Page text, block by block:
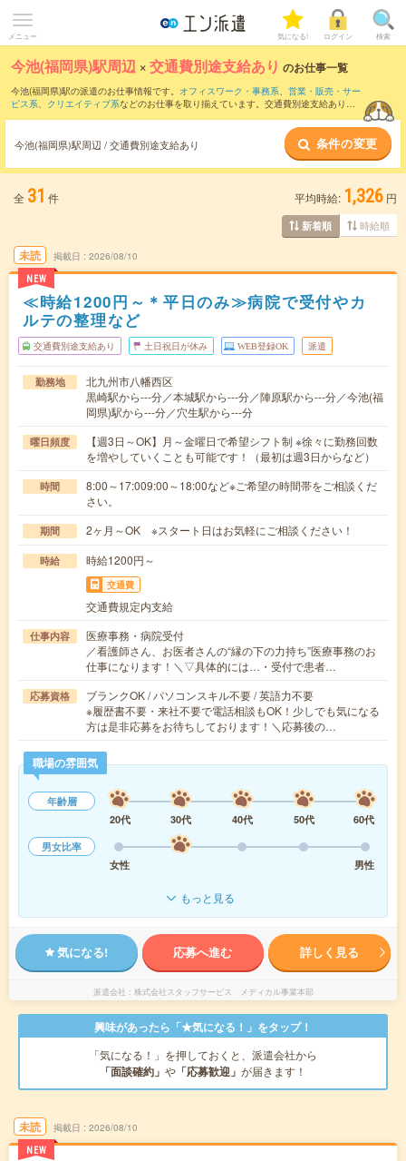
メニュー 気になる! ログイン 検索
今池(福岡県)駅周辺 ×交通費別途支給あり のお仕事一覧
今池(福岡県)駅の派遣のお仕事情報です。 オフィスワーク・事務系、 営業・販売・サー
ビス系、 クリエイティブ系などのお仕事を取り揃えています。交通費別途支給ありの
今池(福岡県)駅周辺 / 交通費別途支給あり 条件の変更
全 31 件 平均時給: 1,326 円
新着順 時給順
未読
NEW
掲載日 2026/08/10
≪時給1200円～＊平日のみ≫病院で受付やカ
ルテの整理など
交通費別途支給あり 土日祝日が休み WEB登録OK 派遣
勤務地
北九州市八幡西区
黒崎駅から---分／本城駅から---分／陣原駅から---分／今池(福
岡県)駅から---分／穴生駅から---分
曜日頻度
【週3日～OK】月～金曜日で希望シフト制 ※徐々に勤務回数
を増やしていくことも可能です！（最初は週3日からなど）
時間
8:00～17:009:00～18:00など※ご希望の時間帯をご相談くだ
さい。
期間 2ヶ月～OK ※スタート日はお気軽にご相談ください！
時給 時給1200円～
交通費
交通費規定内支給
仕事内容
医療事務・病院受付
／看護師さん、お医者さんの“縁の下の力持ち”医療事務のお
仕事になります！＼▽具体的には…・受付で患者…
応募資格
ブランクOK / パソコンスキル不要 / 英語力不要
※履歴書不要・来社不要で電話相談もOK！少しでも気になる
方は是非応募をお待ちしております！＼応募後の…
職場の雰囲気
年齢層
20代
30代 40代 50代
60代
男女比率
女性
男性
もっと見る
気になる! 応募へ進む 詳しく見る
派遣会社 株式会社スタッフサービス メディカル事業本部
興味があったら「★気になる！」をタップ！
「気になる！」を押しておくと、派遣会社から
「面談確約」 や 「応募歓迎」 が届きます！
未読
NEW
掲載日 2026/08/10